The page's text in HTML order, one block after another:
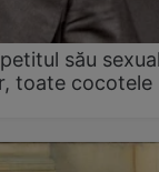
său
toate cocotele